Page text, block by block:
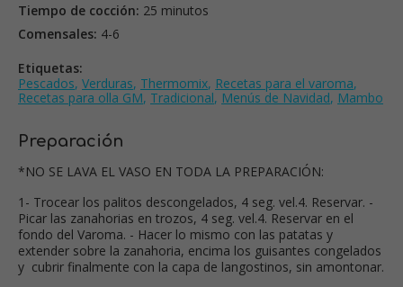
Tiempo de cocción: 25 minutos
Comensales: 4-6
Etiquetas:
Pescados, Verduras, Thermomix, Recetas para el varoma,
Recetas para olla GM, Tradicional, Menús de Navidad, Mambo
Preparación
*NO SE LAVA EL VASO EN TODA LA PREPARACIÓN:
1- Trocear los palitos descongelados, 4 seg. vel.4. Reservar. -
Picar las zanahorias en trozos, 4 seg. vel.4. Reservar en el
fondo del Varoma. - Hacer lo mismo con las patatas y
extender sobre la zanahoria, encima los guisantes congelados
y cubrir finalmente con la capa de langostinos, sin amontonar.